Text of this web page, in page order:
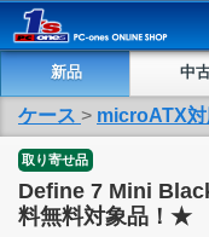
新品 中
ケース > microATX
取り寄せ品
Define 7 Mini
料無料対象品！★